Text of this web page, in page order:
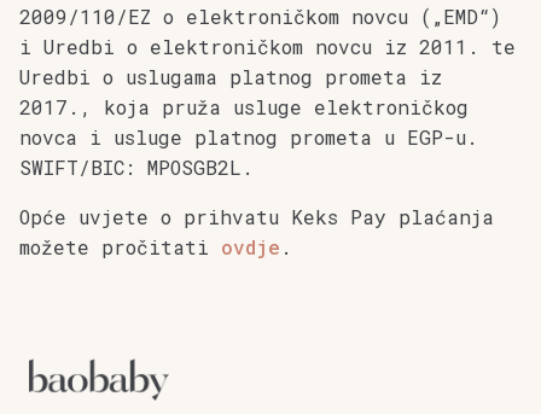
2009/110/EZ o elektroničkom novcu („EMD“)
i Uredbi o elektroničkom novcu iz 2011. te
Uredbi o uslugama platnog prometa iz
2017., koja pruža usluge elektroničkog
novca i usluge platnog prometa u EGP-u.
SWIFT/BIC: MPOSGB2L.
Opće uvjete o prihvatu Keks Pay plaćanja
možete pročitati ovdje .